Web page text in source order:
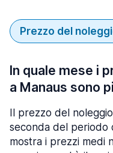
Prezzo del
In quale mese i
a Manaus sono
Il prezzo del
seconda del periodo
mostra i prezzi medi